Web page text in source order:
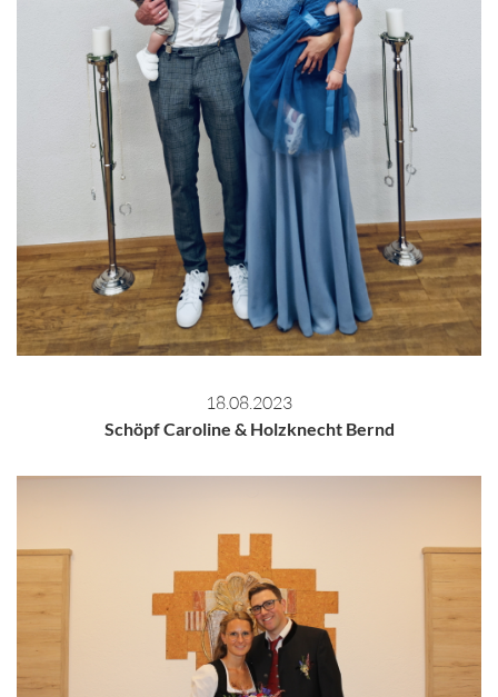
18.08.2023
Schöpf Caroline & Holzknecht Bernd